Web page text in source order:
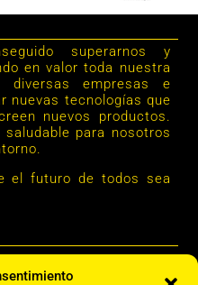
superarnos y
en valor toda nuestra
diversas empresas e
nuevas tecnologías que
nuevos productos.
para nosotros
el futuro de todos sea